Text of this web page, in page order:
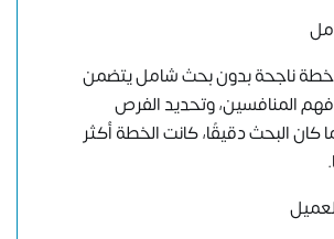
خطة ناجحة بدون بحث شامل يتضمن
المنافسين، وتحديد الفرص
كان البحث دقيقًا، كانت الخطة أكثر